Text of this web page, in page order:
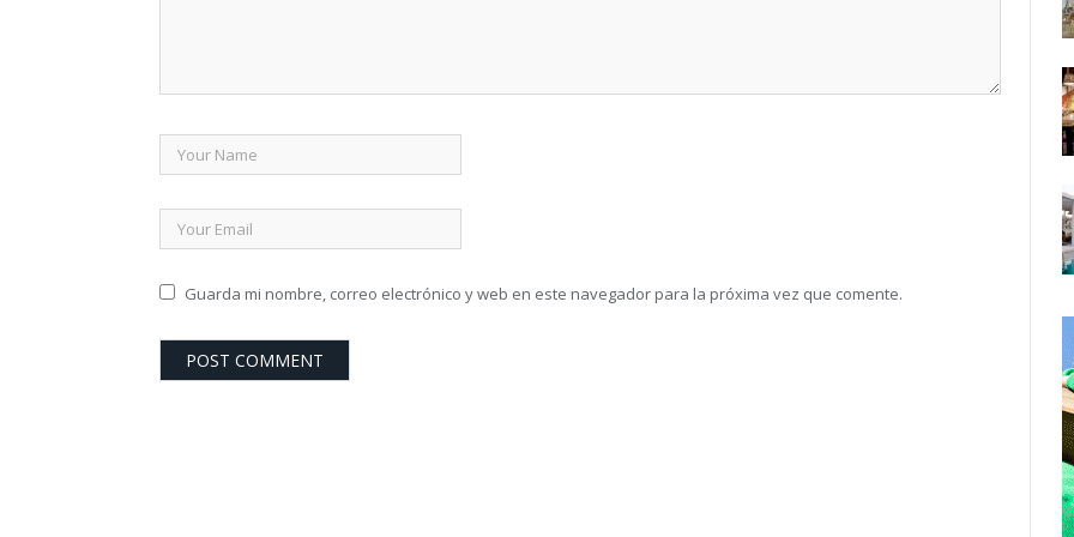
Guarda mi nombre, correo electrónico y web en este navegador para la próxima vez que comente.